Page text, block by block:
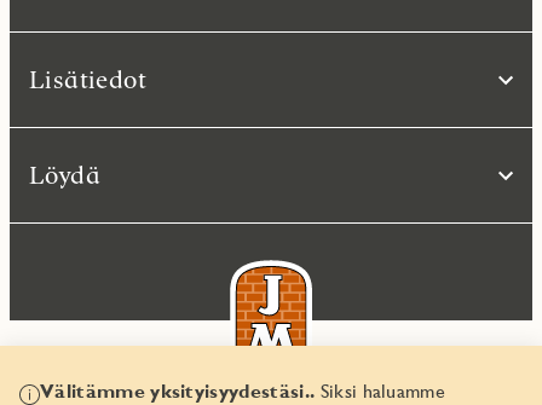
Välitämme yksityisyydestäsi.. Siksi haluamme
Lisätiedot
Löydä